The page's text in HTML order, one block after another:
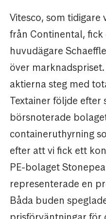
Vitesco, som
från Continental, fick
huvudägare
över
aktierna steg med
Textainer följde efter
börsnoterade
containeruthyrning
efter att vi fick ett
PE-bolaget
representerade en
Båda buden